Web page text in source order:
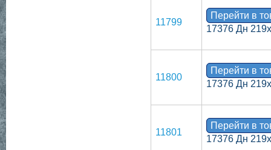
11799
Перейти в
17376 Дн
11800
Перейти в
17376 Дн
11801
Перейти в
17376 Дн